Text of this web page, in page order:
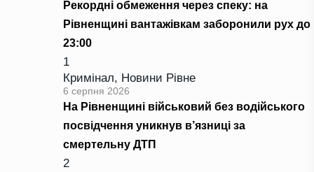
Рекордні обмеження через спеку: на
Рівненщині вантажівкам заборонили рух до
23:00
1
Кримінал, Новини Рівне
6 серпня 2026
На Рівненщині військовий без водійського
посвідчення уникнув в’язниці за
смертельну ДТП
2